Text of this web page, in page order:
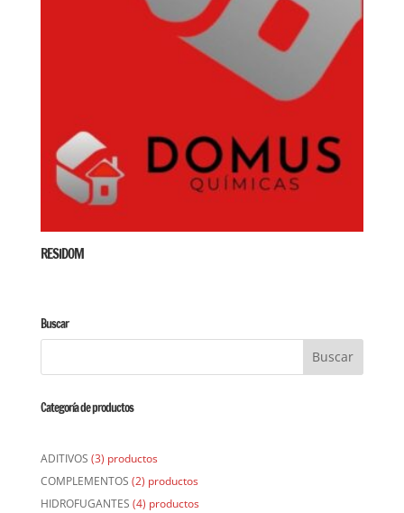
RESIDOM
Buscar
Categoría de productos
ADITIVOS (3) productos
COMPLEMENTOS (2) productos
HIDROFUGANTES (4) productos